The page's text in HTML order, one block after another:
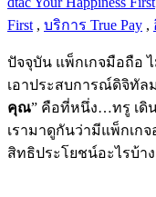
First , บริการ True Pay ,
ปัจจุบัน แพ็กเกจมือถือ
เอาประสบการณ์ดิจิทัล
คุณ” คือที่หนึ่ง…ทรู เดิ
เรามาดูกันว่ามีแพ็กเก
สิทธิประโยชน์อะไรบ้าง